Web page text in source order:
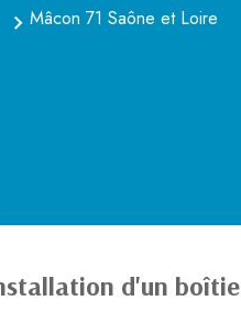
Mâcon 71 Saône et Loire
d'un